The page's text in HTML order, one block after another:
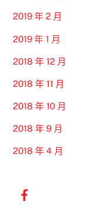
2019 年 2 月
2019 年 1 月
2018 年 12 月
2018 年 11 月
2018 年 10 月
2018 年 9 月
2018 年 4 月